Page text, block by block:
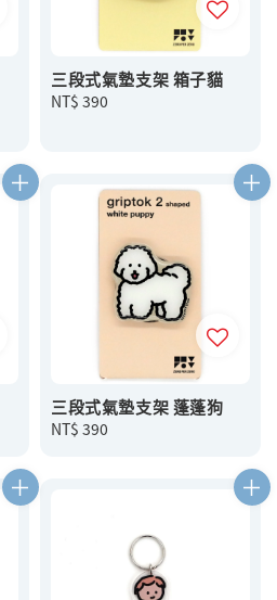
三段式氣墊支架 箱子貓
Regular
NT$ 390
三段式氣墊支架 蓬蓬狗
Regular
NT$ 390